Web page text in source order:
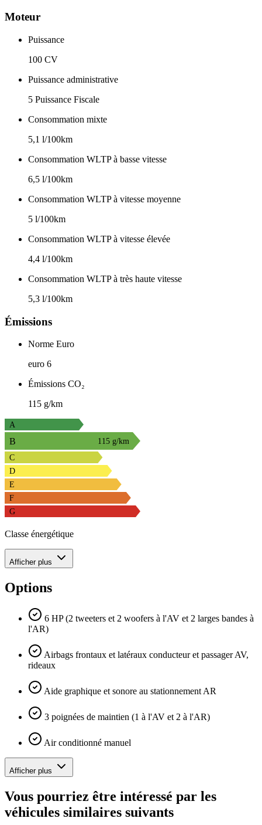
Moteur
Puissance
100 CV
Puissance administrative
5 Puissance Fiscale
Consommation mixte
5,1 l/100km
Consommation WLTP à basse vitesse
6,5 l/100km
Consommation WLTP à vitesse moyenne
5 l/100km
Consommation WLTP à vitesse élevée
4,4 l/100km
Consommation WLTP à très haute vitesse
5,3 l/100km
Émissions
Norme Euro
euro 6
Émissions CO₂
115 g/km
A
B
115 g/km
C
D
E
F
G
Classe énergétique
Afficher plus
Options
6 HP (2 tweeters et 2 woofers à l'AV et 2 larges bandes à
l'AR)
Airbags frontaux et latéraux conducteur et passager AV,
rideaux
Aide graphique et sonore au stationnement AR
3 poignées de maintien (1 à l'AV et 2 à l'AR)
Air conditionné manuel
Afficher plus
Vous pourriez être intéressé par les
véhicules similaires suivants